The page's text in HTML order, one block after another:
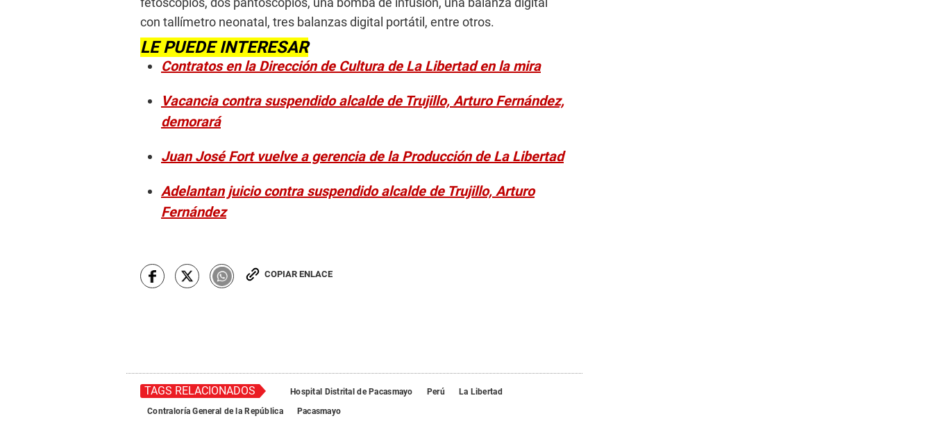
con tallímetro neonatal, tres balanzas digital portátil, entre otros.
LE PUEDE INTERESAR
Contratos en la Dirección de Cultura de La Libertad en la mira
Vacancia contra suspendido alcalde de Trujillo, Arturo Fernández,
demorará
Juan José Fort vuelve a gerencia de la Producción de La Libertad
Adelantan juicio contra suspendido alcalde de Trujillo, Arturo
Fernández
COPIAR ENLACE
TAGS RELACIONADOS Hospital Distrital de Pacasmayo Perú
La Libertad
Contraloría General de la República
Pacasmayo